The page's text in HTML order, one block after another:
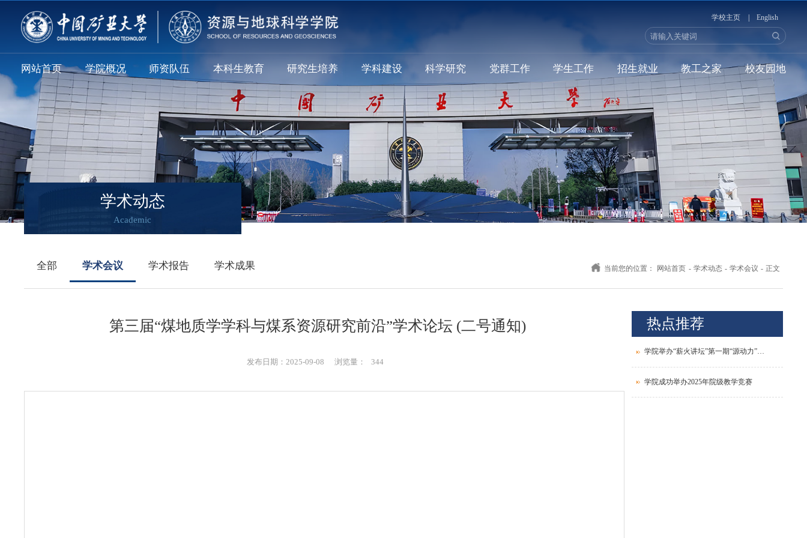
学校主页 English
网站首页 学院概况 师资队伍 本科生教育 研究生培养 学科建设 科学研究 党群工作 学生工作 招生就业 教工之家 校友园地
学术动态
Academic
全部 学术会议 学术报告 学术成果 当前您的位置： 网站首页 - 学术动态 - 学术会议 - 正文
第三届“煤地质学学科与煤系资源研究前沿”学术论坛 (二号通知)
发布日期：2025-09-08 浏览量： 344
热点推荐
学院举办“薪火讲坛”第一期“源动力”青年教师发展论坛
学院成功举办2025年院级教学竞赛